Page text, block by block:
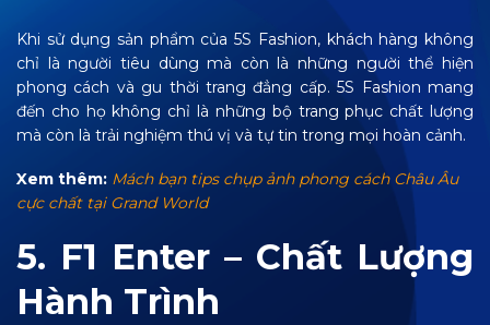
Khi sử dụng sản phẩm của 5S Fashion, khách hàng không
chỉ là người tiêu dùng mà còn là những người thể hiện
phong cách và gu thời trang đẳng cấp. 5S Fashion mang
đến cho họ không chỉ là những bộ trang phục chất lượng
mà còn là trải nghiệm thú vị và tự tin trong mọi hoàn cảnh.
Xem thêm: Mách bạn tips chụp ảnh phong cách Châu Âu
cực chất tại Grand World
5. F1 Enter – Chất Lượng
Hành Trình